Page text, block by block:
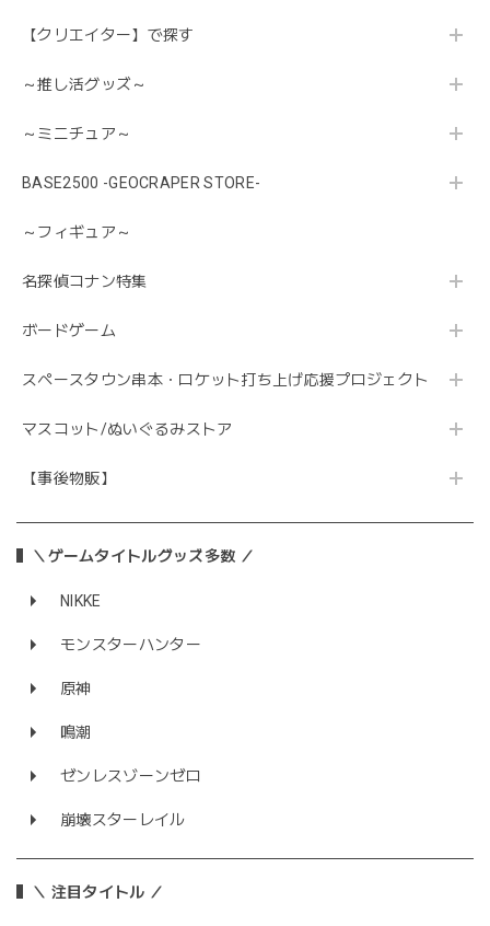
【クリエイター】で探す
～推し活グッズ～
～ミニチュア～
BASE2500 -GEOCRAPER STORE-
～フィギュア～
名探偵コナン特集
ボードゲーム
スペースタウン串本・ロケット打ち上げ応援プロジェクト
マスコット/ぬいぐるみストア
【事後物販】
＼ゲームタイトルグッズ多数 ／
NIKKE
モンスターハンター
原神
鳴潮
ゼンレスゾーンゼロ
崩壊スターレイル
＼ 注目タイトル ／